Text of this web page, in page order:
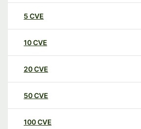
5 CVE
10CVE
20CVE
50CVE
100CVE